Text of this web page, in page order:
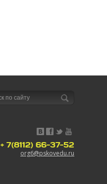
+ 7(8112) 66-37-52
org6@pskovedu.ru